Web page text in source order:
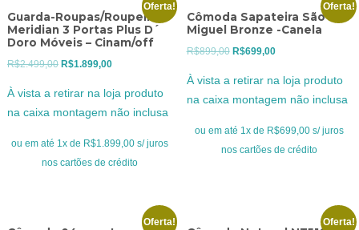
Oferta!
Guarda-Roupas/Roupeiro
Meridian 3 Portas Plus D´
Doro Móveis – Cinam/off
R$2.499,00 O
R$2.499,00.
R$1.899,00O
atual
R$1.899,00.
À vista a retirar na loja produto
na caixa montagem não inclusa
ou em até 1x de R$1.899,00 s/ juros
nos cartões de crédito
Oferta!
Cômoda Sapateira São
Miguel Bronze -Canela
R$899,00 O
R$899,00.
R$699,00O
atual
R$699,00.
À vista a retirar na loja produto
na caixa montagem não inclusa
ou em até 1x de R$699,00 s/ juros
nos cartões de crédito
Oferta! Oferta!